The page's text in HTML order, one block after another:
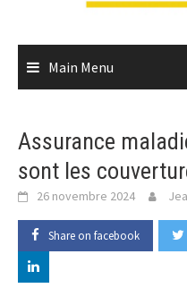
Main Menu
Assurance
sont les
26 novembre 2024
Share on facebook